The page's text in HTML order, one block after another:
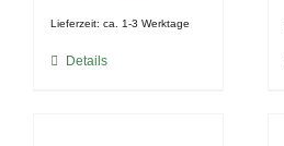
Lieferzeit: ca. 1-3 Werktage
Details